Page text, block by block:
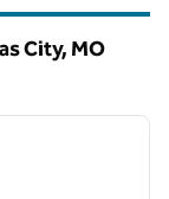
City, MO